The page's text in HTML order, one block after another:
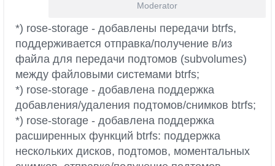
Moderator
*) rose-storage - добавлены передачи btrfs,
поддерживается отправка/получение в/из
файла для передачи подтомов (subvolumes)
между файловыми системами btrfs;
*) rose-storage - добавлена поддержка
добавления/удаления подтомов/снимков btrfs;
*) rose-storage - добавлена поддержка
расширенных функций btrfs: поддержка
нескольких дисков, подтомов, моментальных